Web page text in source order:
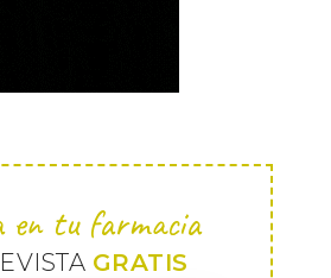
en tu farmacia
GRATIS